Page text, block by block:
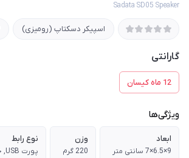
Sadata SD05 Speaker
اسپیکر دسکتاپ (رومیزی)
گارانتی
12 ماه کیسان
ویژگی‌ها
ابعاد
9×6.5×7 سانتی متر
وزن
220 گرم
نوع رابط
پورت USB, جک 3.5 میلیمتری